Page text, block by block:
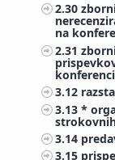
2.30
na
2.31
3.12
3.13*
3.14
3.15